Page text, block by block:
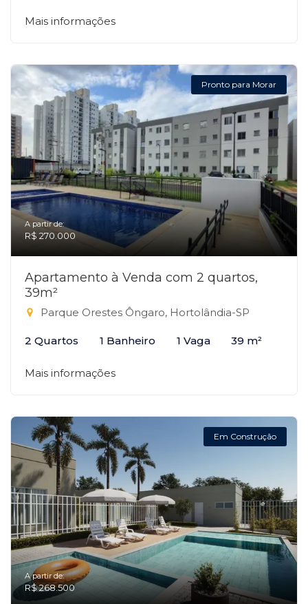
Mais informações
Pronto para Morar
A partir de:
R$ 270.000
Apartamento à Venda com 2 quartos,
39m²
Parque Orestes Ôngaro, Hortolândia-SP
2 Quartos 1 Banheiro 1 Vaga 39 m²
Mais informações
Em Construção
A partir de:
R$ 268.500